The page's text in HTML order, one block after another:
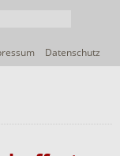
Datenschutz